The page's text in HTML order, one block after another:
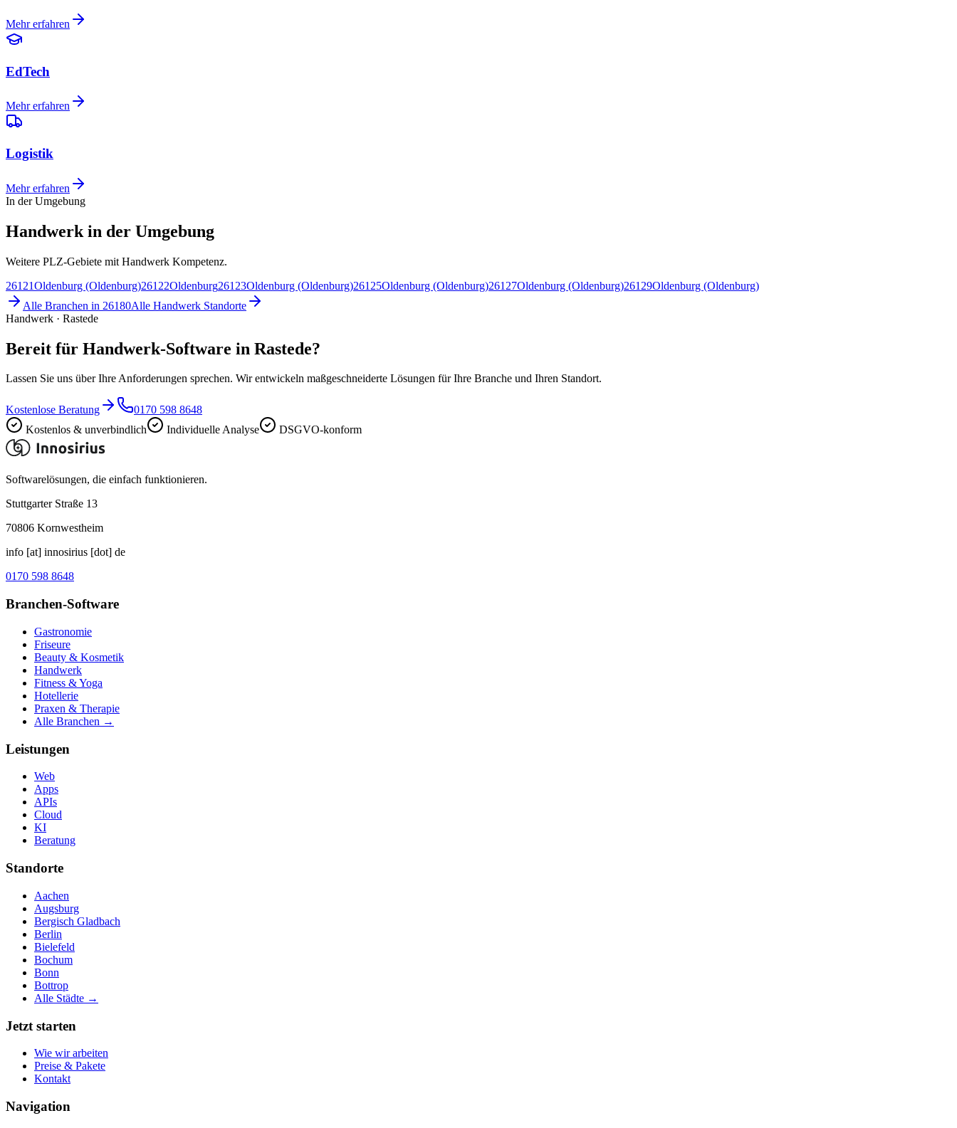
Mehr erfahren
EdTech
Mehr erfahren
Logistik
Mehr erfahren
In der Umgebung
Handwerk in der Umgebung
Weitere PLZ-Gebiete mit Handwerk Kompetenz.
26121Oldenburg (Oldenburg)26122Oldenburg26123Oldenburg (Oldenburg)26125Oldenburg (Oldenburg)26127Oldenburg (Oldenburg)26129Oldenburg (Oldenburg)
Alle Branchen in 26180Alle Handwerk Standorte
Handwerk · Rastede
Bereit für Handwerk-Software in Rastede?
Lassen Sie uns über Ihre Anforderungen sprechen. Wir entwickeln maßgeschneiderte Lösungen für Ihre Branche und Ihren Standort.
Kostenlose Beratung
0170 598 8648
Kostenlos & unverbindlich
Individuelle Analyse DSGVO-konform
Softwarelösungen, die einfach funktionieren.
Stuttgarter Straße 13
70806 Kornwestheim
info [at] innosirius [dot] de
0170 598 8648
Branchen-Software
Gastronomie
Friseure
Beauty & Kosmetik
Handwerk
Fitness & Yoga
Hotellerie
Praxen & Therapie
Alle Branchen →
Leistungen
Web
Apps
APIs
Cloud
KI
Beratung
Standorte
Aachen
Augsburg
Bergisch Gladbach
Berlin
Bielefeld
Bochum
Bonn
Bottrop
Alle Städte →
Jetzt starten
Wie wir arbeiten
Preise & Pakete
Kontakt
Navigation